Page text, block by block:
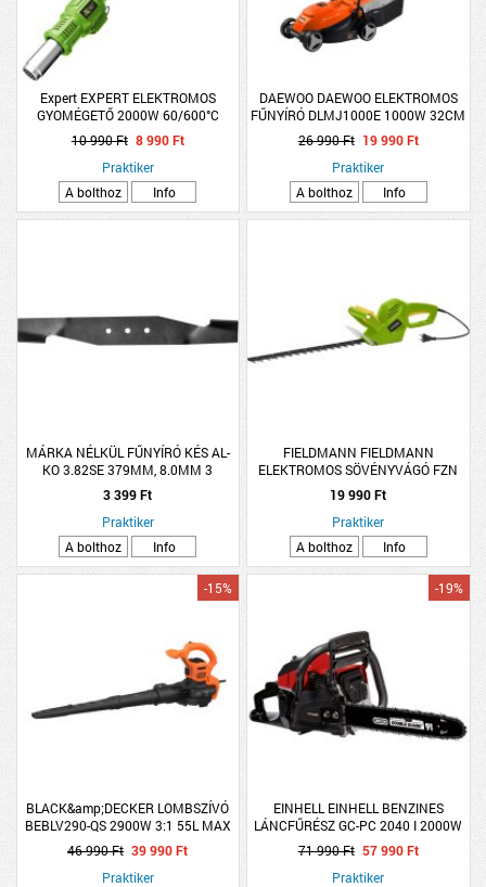
Expert EXPERT ELEKTROMOS
GYOMÉGETŐ 2000W 60/600°C
10 990 Ft 8 990 Ft
Praktiker
A bolthoz
Info
DAEWOO DAEWOO ELEKTROMOS
FŰNYÍRÓ DLMJ1000E 1000W 32CM
25L
26 990 Ft 19 990 Ft
Praktiker
A bolthoz
Info
MÁRKA NÉLKÜL FŰNYÍRÓ KÉS AL-
KO 3.82SE 379MM, 8.0MM 3
FURATOS
3 399 Ft
Praktiker
A bolthoz
Info
FIELDMANN FIELDMANN
ELEKTROMOS SÖVÉNYVÁGÓ FZN
2305-E 550W 40CM 16MM
19 990 Ft
Praktiker
A bolthoz
Info
BLACK&amp;DECKER LOMBSZÍVÓ
BEBLV290-QS 2900W 3:1 55L MAX
390 KM/H 15M3/MIN
-15%
46 990 Ft 39 990 Ft
Praktiker
EINHELL EINHELL BENZINES
LÁNCFŰRÉSZ GC-PC 2040 I 2000W
40CM
-19%
71 990 Ft 57 990 Ft
Praktiker